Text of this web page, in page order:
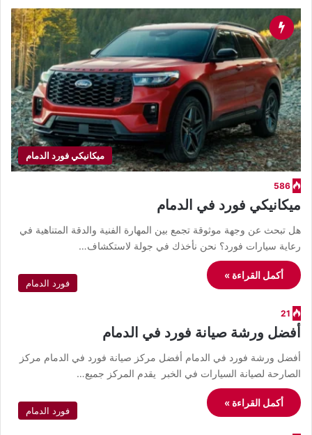
ميكانيكي فورد الدمام
586
ميكانيكي فورد في الدمام
هل تبحث عن وجهة موثوقة تجمع بين المهارة الفنية والدقة المتناهية في
رعاية سيارات فورد؟ نحن نأخذك في جولة لاستكشاف…
أكمل القراءة »
فورد الدمام
21
أفضل ورشة صيانة فورد في الدمام
أفضل ورشة فورد في الدمام أفضل مركز صيانة فورد في الدمام مركز
الصارحة لصيانة السيارات في الخبر يقدم المركز جميع…
أكمل القراءة »
فورد الدمام